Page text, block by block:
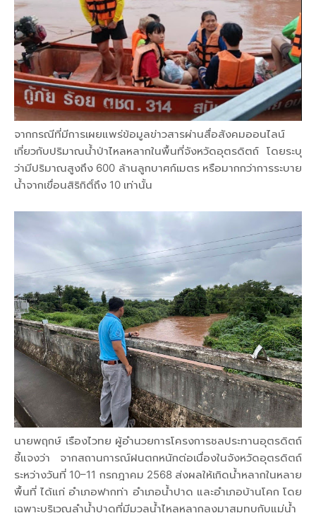
จากกรณีที่มีการเผยแพร่ข้อมูลข่าวสารผ่านสื่อสังคมออนไลน์
เกี่ยวกับปริมาณน้ำป่าไหลหลากในพื้นที่จังหวัดอุตรดิตถ์ โดยระบุ
ว่ามีปริมาณสูงถึง 600 ล้านลูกบาศก์เมตร หรือมากกว่าการระบาย
น้ำจากเขื่อนสิริกิติ์ถึง 10 เท่านั้น
นายพฤกษ์ เรืองไวทย ผู้อำนวยการโครงการชลประทานอุตรดิตถ์
ชี้แจงว่า จากสถานการณ์ฝนตกหนักต่อเนื่องในจังหวัดอุตรดิตถ์
ระหว่างวันที่ 10–11 กรกฎาคม 2568 ส่งผลให้เกิดน้ำหลากในหลาย
พื้นที่ ได้แก่ อำเภอฟากท่า อำเภอน้ำปาด และอำเภอบ้านโคก โดย
เฉพาะบริเวณลำน้ำปาดที่มีมวลน้ำไหลหลากลงมาสมทบกับแม่น้ำ